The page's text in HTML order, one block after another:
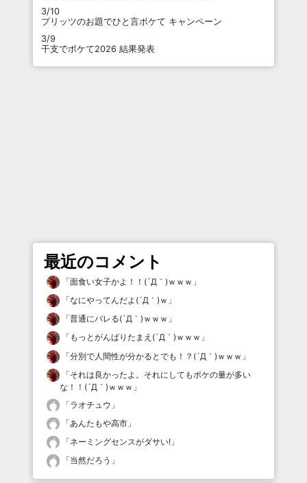
3/10
プリッツのお題でひと言ボケて キャンペーン
3/9
干支でボケて2026 結果発表
最近のコメント
「面食い女子かよ！！(´Д｀)ｗｗｗ 」
「なにやってんだよ(´Д｀)ｗ 」
「普通にバレる(´Д｀)ｗｗｗ 」
「 もっとがんばりたまえ(´Д｀)ｗｗｗ 」
「分別で人間性が分かるとでも！？(´Д｀)ｗｗｗ 」
「それは良かったよ。それにしてもボケの量が多い
な！！(´Д｀)ｗｗｗ 」
「ラオチュウ 」
「あんたもや高市 」
「ネーミングセンスがダサい! 」
「当然だろう 」